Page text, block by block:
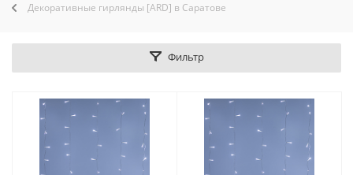
Декоративные гирлянды [ARD] в Саратове
Фильтр